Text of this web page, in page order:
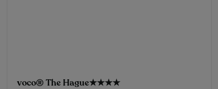
voco® The Hague★★★★